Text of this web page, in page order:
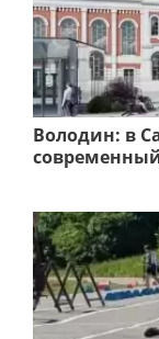
Володин: в